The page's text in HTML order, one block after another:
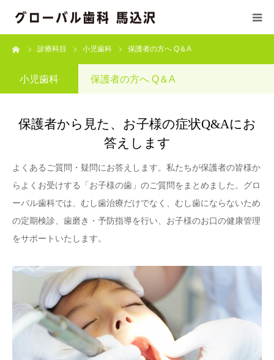
診療科目 小児歯科 保護者の方へ Q＆A
小児歯科 保護者の方へ Q＆A
保護者から見た、お子様の症状Q&Aにお
答えします
よくあるご質問・疑問にお答えします。私たちが保護者の皆様か
らよくお受けする「お子様の歯」のご質問をまとめました。グロ
ーバル歯科では、むし歯治療だけでなく、むし歯にならないため
の定期検診、歯磨き・予防指導を行い、お子様のお口の健康管理
をサポートいたします。
初めての方へ
医療基本方針
当院の施設基準
ドクター/スタッフ紹介
訪問診療